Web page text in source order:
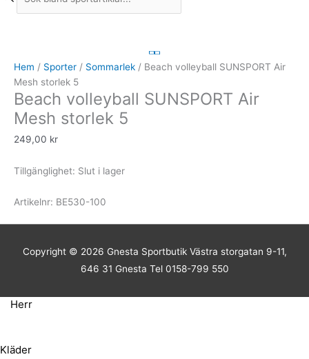
Hem / Sporter / Sommarlek / Beach volleyball SUNSPORT Air
Mesh storlek 5
Beach volleyball SUNSPORT Air
Mesh storlek 5
249,00 kr
Tillgänglighet: Slut i lager
Artikelnr: BE530-100
Copyright © 2026 Gnesta SportbutikVästra storgatan 9-11,
646 31 Gnesta Tel 0158-799 550
Herr
Kläder